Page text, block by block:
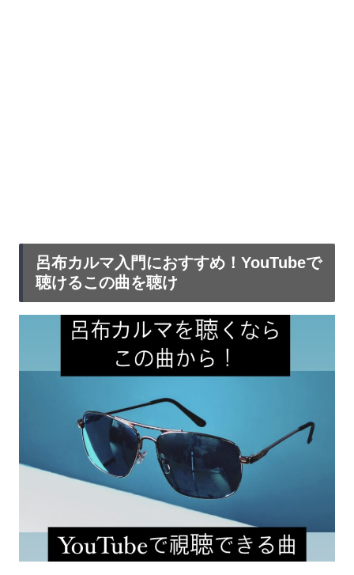
呂布カルマ入門におすすめ！YouTubeで
聴けるこの曲を聴け